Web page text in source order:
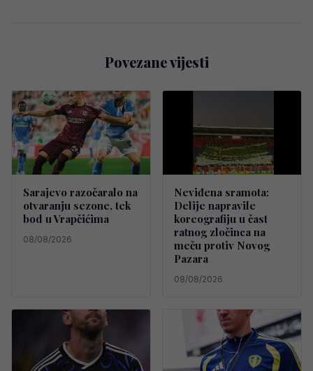
Povezane vijesti
Sarajevo razočaralo na
otvaranju sezone, tek
bod u Vrapčićima
08/08/2026
Neviđena sramota:
Delije napravile
koreografiju u čast
ratnog zločinca na
meču protiv Novog
Pazara
08/08/2026